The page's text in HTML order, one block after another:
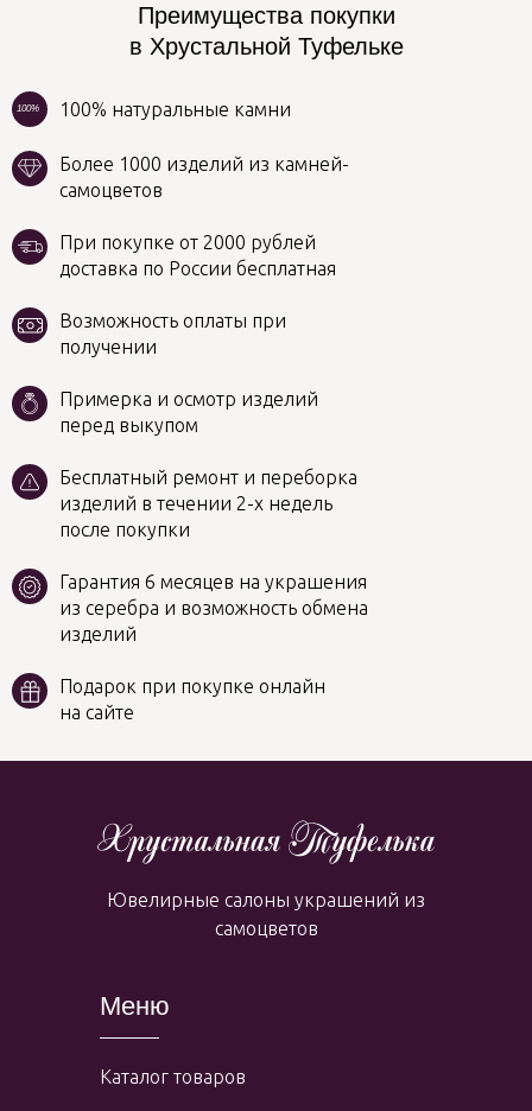
100% натуральные камни
100%
Преимущества покупки
в Хрустальной Туфельке
Бесплатный ремонт и переборка
изделий в течении 2-х недель
после покупки
Примерка и осмотр изделий
перед выкупом
Более 1000 изделий из камней-
самоцветов
Гарантия 6 месяцев на украшения
из серебра и возможность обмена
изделий
Возможность оплаты при
получении
При покупке от 2000 рублей
доставка по России бесплатная
Подарок при покупке онлайн
на сайте
Меню
Каталог товаров
Ювелирные салоны украшений из
самоцветов